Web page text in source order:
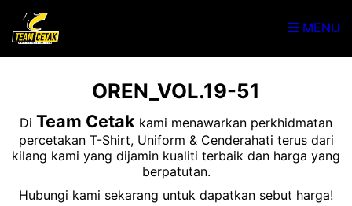
MENU
OREN_VOL.19-51
Di Team Cetak kami menawarkan perkhidmatan
percetakan T-Shirt, Uniform & Cenderahati terus dari
kilang kami yang dijamin kualiti terbaik dan harga yang
berpatutan.
Hubungi kami sekarang untuk dapatkan sebut harga!